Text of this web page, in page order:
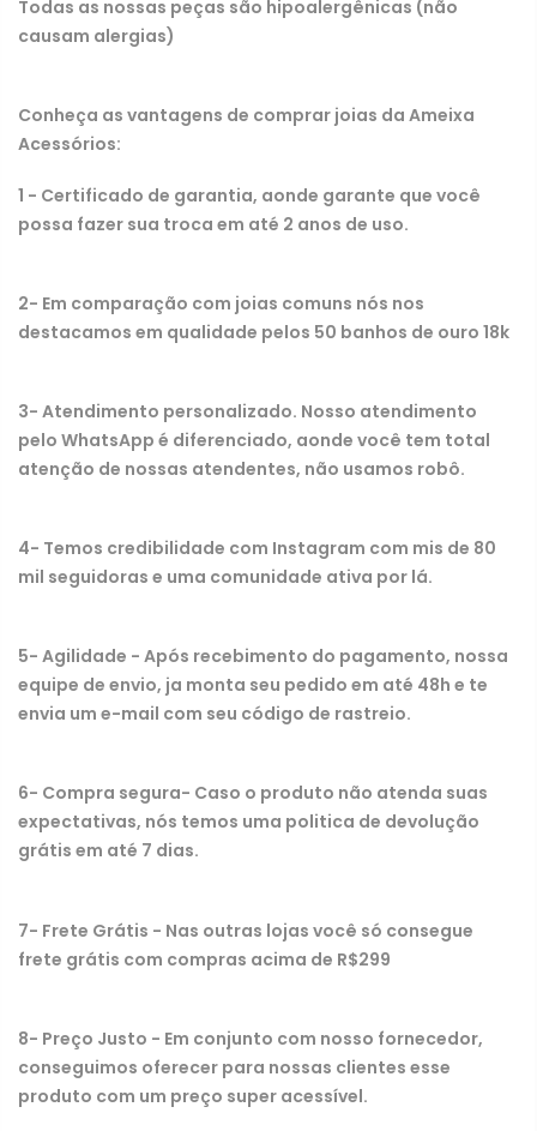
Todas as nossas peças são hipoalergênicas (não
causam alergias)
Conheça as vantagens de comprar joias da Ameixa
Acessórios:
1 - Certificado de garantia, aonde garante que você
possa fazer sua troca em até 2 anos de uso.
2- Em comparação com joias comuns nós nos
destacamos em qualidade pelos 50 banhos de ouro 18k
3- Atendimento personalizado. Nosso atendimento
pelo WhatsApp é diferenciado, aonde você tem total
atenção de nossas atendentes, não usamos robô.
4- Temos credibilidade com Instagram com mis de 80
mil seguidoras e uma comunidade ativa por lá.
5- Agilidade - Após recebimento do pagamento, nossa
equipe de envio, ja monta seu pedido em até 48h e te
envia um e-mail com seu código de rastreio.
6- Compra segura- Caso o produto não atenda suas
expectativas, nós temos uma politica de devolução
grátis em até 7 dias.
7- Frete Grátis - Nas outras lojas você só consegue
frete grátis com compras acima de R$299
8- Preço Justo - Em conjunto com nosso fornecedor,
conseguimos oferecer para nossas clientes esse
produto com um preço super acessível.